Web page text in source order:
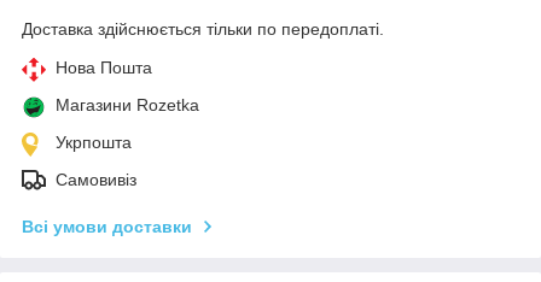
Доставка здійснюється тільки по передоплаті.
Нова Пошта
Магазини Rozetka
Укрпошта
Самовивіз
Всі умови доставки